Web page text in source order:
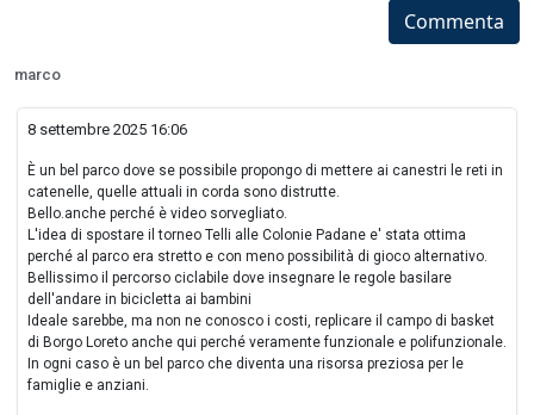
Commenta
marco
8 settembre 2025 16:06
È un bel parco dove se possibile propongo di mettere ai canestri le reti in
catenelle, quelle attuali in corda sono distrutte.
Bello.anche perché è video sorvegliato.
L'idea di spostare il torneo Telli alle Colonie Padane e' stata ottima
perché al parco era stretto e con meno possibilità di gioco alternativo.
Bellissimo il percorso ciclabile dove insegnare le regole basilare
dell'andare in bicicletta ai bambini
Ideale sarebbe, ma non ne conosco i costi, replicare il campo di basket
di Borgo Loreto anche qui perché veramente funzionale e polifunzionale.
In ogni caso è un bel parco che diventa una risorsa preziosa per le
famiglie e anziani.